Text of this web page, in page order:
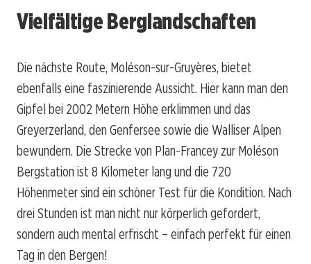
Vielfältige Berglandschaften
Die nächste Route, Moléson-sur-Gruyères, bietet
ebenfalls eine faszinierende Aussicht. Hier kann man den
Gipfel bei 2002 Metern Höhe erklimmen und das
Greyerzerland, den Genfersee sowie die Walliser Alpen
bewundern. Die Strecke von Plan-Francey zur Moléson
Bergstation ist 8 Kilometer lang und die 720
Höhenmeter sind ein schöner Test für die Kondition. Nach
drei Stunden ist man nicht nur körperlich gefordert,
sondern auch mental erfrischt – einfach perfekt für einen
Tag in den Bergen!